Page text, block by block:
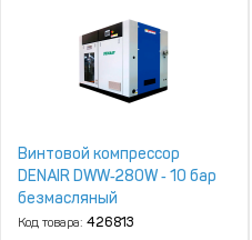
Винтовой компрессор
DENAIR DWW‑280W ‑ 10 бар
безмасляный
Код товара: 426813